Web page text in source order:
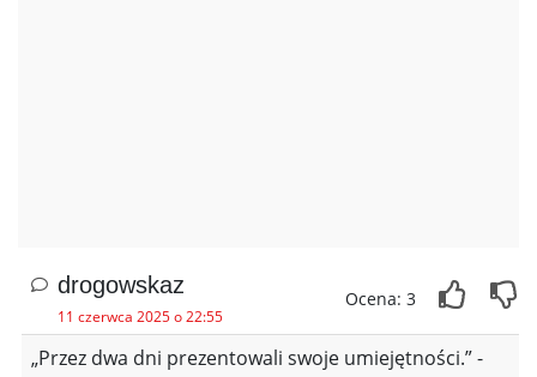
drogowskaz
11 czerwca 2025 o 22:55
Ocena: 3
„Przez dwa dni prezentowali swoje umiejętności.” -